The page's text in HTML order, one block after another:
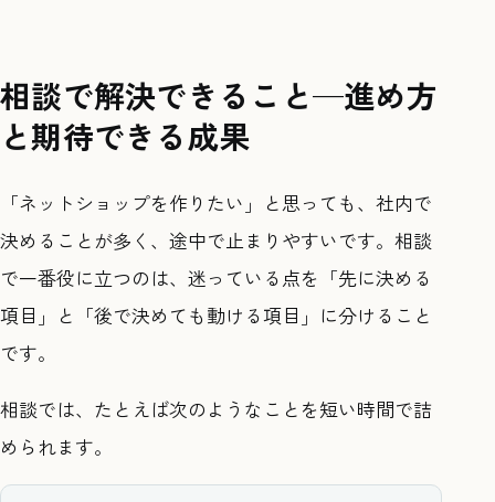
相談で解決できること—進め方
と期待できる成果
「ネットショップを作りたい」と思っても、社内で
決めることが多く、途中で止まりやすいです。相談
で一番役に立つのは、迷っている点を「先に決める
項目」と「後で決めても動ける項目」に分けること
です。
相談では、たとえば次のようなことを短い時間で詰
められます。